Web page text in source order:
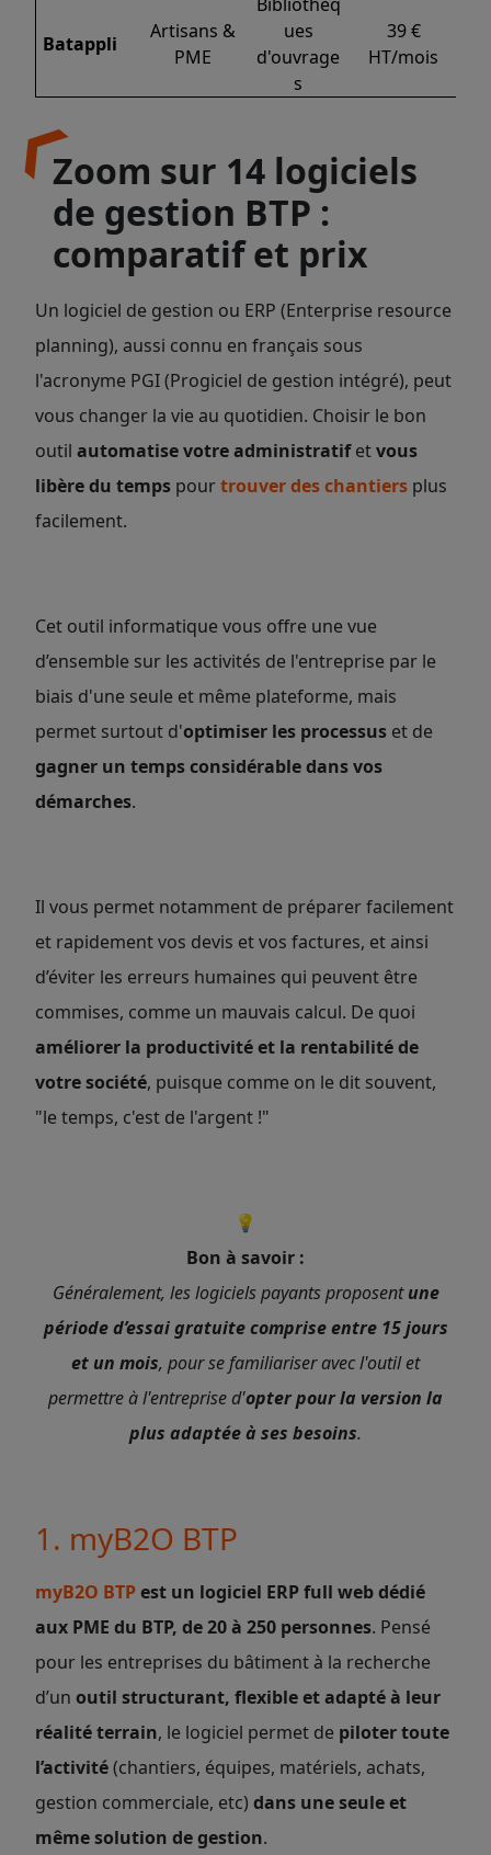
Batappli
Artisans &
PME
ues
d'ouvrage
s
39 €
HT/mois
Zoom sur 14 logiciels
de gestion BTP :
comparatif et prix
Un logiciel de gestion ou ERP (Enterprise resource
planning), aussi connu en français sous
l'acronyme PGI (Progiciel de gestion intégré), peut
vous changer la vie au quotidien. Choisir le bon
outil automatise votre administratifetvous
libère du temps pourtrouver des chantiers plus
facilement.
Cet outil informatique vous offre une vue
d’ensemble sur les activités de l'entreprise par le
biais d'une seule et même plateforme, mais
permet surtout d'optimiser les processus et de
gagner un temps considérable dans vos
démarches.
Il vous permet notamment de préparer facilement
et rapidement vos devis et vos factures, et ainsi
d’éviter les erreurs humaines qui peuvent être
commises, comme un mauvais calcul. De quoi
améliorer la productivité et la rentabilité de
votre société, puisque comme on le dit souvent,
"le temps, c'est de l'argent !"
💡
Bon à savoir :
Généralement, les logiciels payants proposentune
période d’essai gratuite comprise entre 15 jours
et un mois, pour se familiariser avec l'outil et
permettre à l'entreprise d'opter pour la version la
plus adaptée à ses besoins.
1. myB2O BTP
myB2O BTPest un logiciel ERP full web dédié
aux PME du BTP, de 20 à 250 personnes. Pensé
pour les entreprises du bâtiment à la recherche
d’un outil structurant, flexible et adapté à leur
réalité terrain, le logiciel permet de piloter toute
l’activité(chantiers, équipes, matériels, achats,
gestion commerciale, etc) dans une seule et
même solution de gestion.